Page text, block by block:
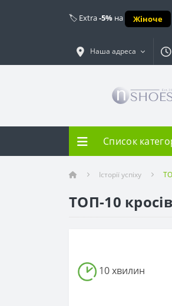
🏷️ Extra-5% на Жіноче
Наша адреса
Список
Історії успіху
ТОП-10
10 хвилин